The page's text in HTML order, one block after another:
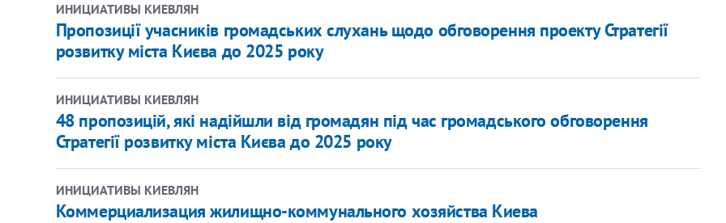
ИНИЦИАТИВЫ КИЕВЛЯН
Пропозиції учасників громадських слухань щодо обговорення проекту Стратегії
розвитку міста Києва до 2025 року
ИНИЦИАТИВЫ КИЕВЛЯН
48 пропозицій, які надійшли від громадян під час громадського обговорення
Стратегії розвитку міста Києва до 2025 року
ИНИЦИАТИВЫ КИЕВЛЯН
Коммерциализация жилищно-коммунального хозяйства Киева